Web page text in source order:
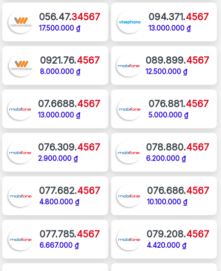
056.47.34567
17.500.000 ₫
094.371.4567
13.000.000 ₫
0921.76.4567
8.000.000 ₫
089.899.4567
12.500.000 ₫
07.6688.4567
13.000.000 ₫
076.881.4567
5.000.000 ₫
076.309.4567
2.900.000 ₫
078.880.4567
6.200.000 ₫
077.682.4567
4.800.000 ₫
076.686.4567
10.100.000 ₫
077.785.4567
6.667.000 ₫
079.208.4567
4.420.000 ₫